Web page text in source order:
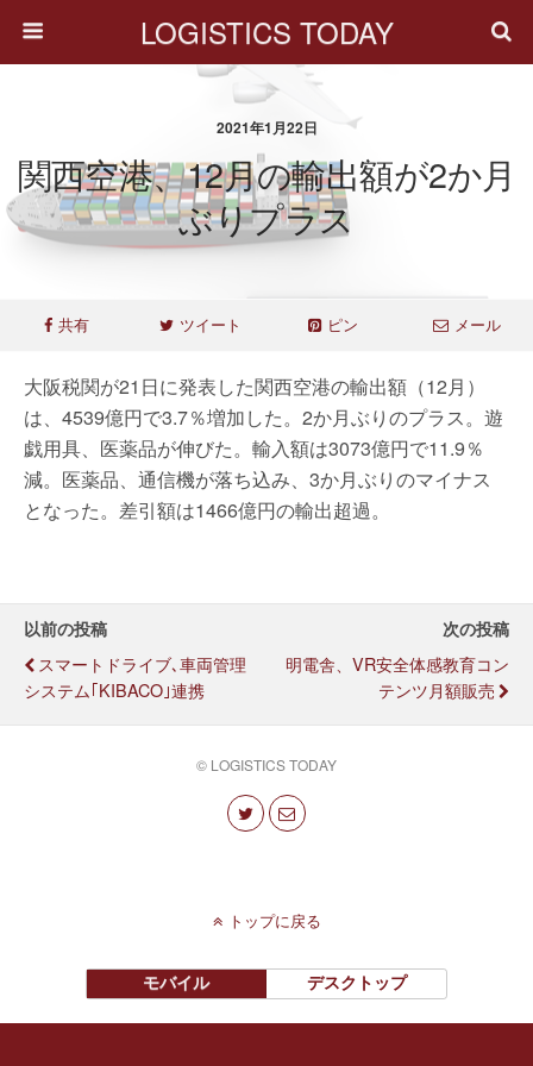
LOGISTICS TODAY
2021年1月22日
関西空港、12月の輸出額が2か月
ぶりプラス
共有 ツイート ピン メール
大阪税関が21日に発表した関西空港の輸出額（12月）
は、4539億円で3.7％増加した。2か月ぶりのプラス。遊
戯用具、医薬品が伸びた。輸入額は3073億円で11.9％
減。医薬品、通信機が落ち込み、3か月ぶりのマイナス
となった。差引額は1466億円の輸出超過。
以前の投稿
スマートドライブ､車両管理
システム｢KIBACO｣連携
次の投稿
明電舎、VR安全体感教育コン
テンツ月額販売
© LOGISTICS TODAY
トップに戻る
モバイル デスクトップ